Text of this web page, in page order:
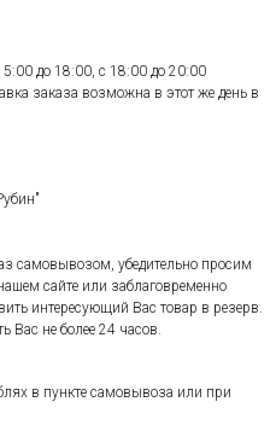
до 18:00, с 18:00 до 20:00
заказа возможна в этот же день в
самовывозом, убедительно просим
сайте или заблаговременно
интересующий Вас товар в резерв.
Вас не более 24 часов.
в пункте самовывоза или при